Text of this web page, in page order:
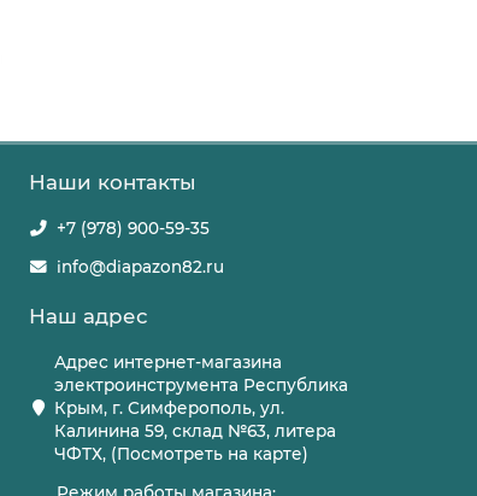
Наши контакты
+7 (978) 900-59-35
info@diapazon82.ru
Наш адрес
Адрес интернет-магазина
электроинструмента Республика
Крым, г. Симферополь, ул.
Калинина 59, склад №63, литера
ЧФТХ, (Посмотреть на карте)